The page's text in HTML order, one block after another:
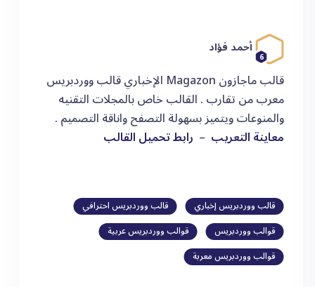
6 أحمد فؤاد
قالب ماجازون Magazon الإخباري قالب ووردبريس
معرب من تقارب . القالب خاص بالمجلات التقنيه
والمنوعات ويتميز بسهولة التصفح واناقة التصميم .
معاينة التعريب – رابط تحميل القالب
قالب ووردبريس إخباري
قالب ووردبريس احترافي
قوالب ووردبريس
قوالب ووردبريس عربية
قوالب ووردبريس معربة